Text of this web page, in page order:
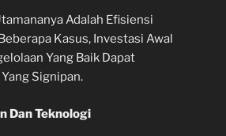
Adalah Efisiensi
Kasus, Investasi Awal
Yang Baik Dapat
Signipan.
Dan Teknologi